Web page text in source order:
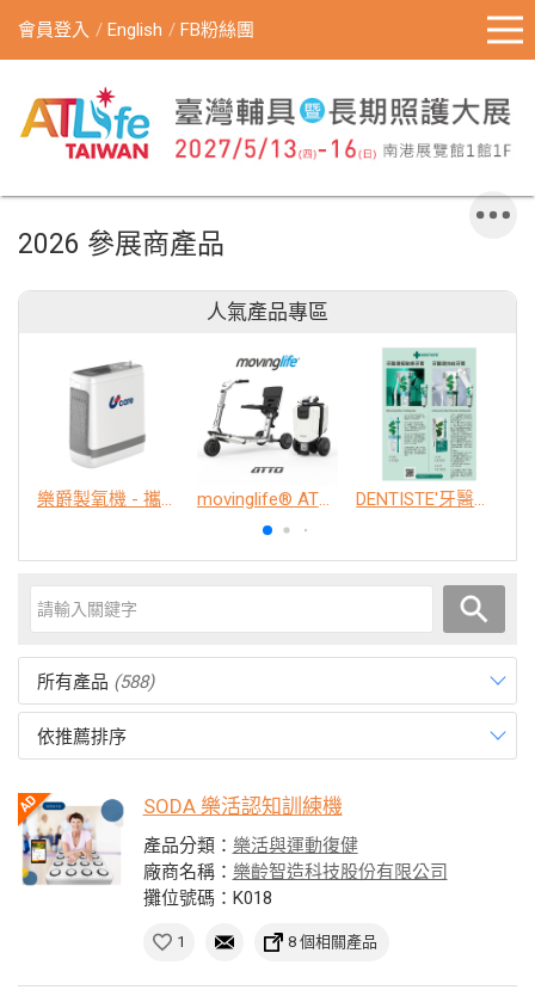
會員登入 English FB粉絲團
2026 參展商產品
人氣產品專區
樂爵製氧機 - 攜帶型 movinglife® ATTO新世代電動代步車 經典款 DENTISTE'牙醫選極敏感牙膏、抗蛀牙膏
所有產品 (588)
依推薦排序
SODA 樂活認知訓練機
產品分類： 樂活與運動復健
廠商名稱： 樂齡智造科技股份有限公司
攤位號碼：K018
1 8 個相關產品